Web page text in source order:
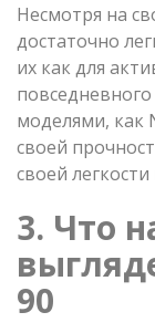
Несмотря на
достаточно
их как для
моделями, как
своей
своей легкости
3. Что
90